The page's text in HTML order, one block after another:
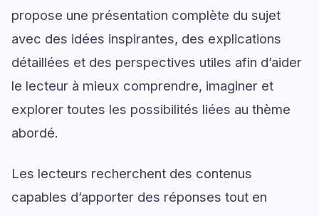
propose une présentation complète du sujet
avec des idées inspirantes, des explications
détaillées et des perspectives utiles afin d’aider
le lecteur à mieux comprendre, imaginer et
explorer toutes les possibilités liées au thème
abordé.
Les lecteurs recherchent des contenus
capables d’apporter des réponses tout en